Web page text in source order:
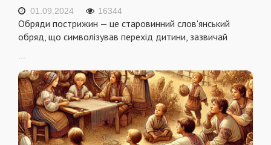
01.09.2024 16344
Обряди пострижин — це старовинний слов'янський
обряд, що символізував перехід дитини, зазвичай